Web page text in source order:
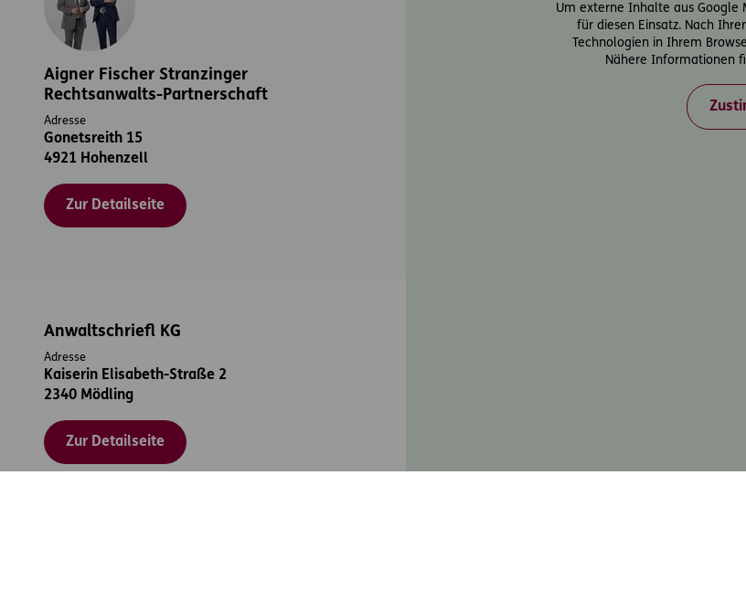
Aigner Fischer Stranzinger
Rechtsanwalts-Partnerschaft
Adresse
Gonetsreith 15
4921 Hohenzell
Zur Detailseite
Anwaltschriefl KG
Adresse
Kaiserin Elisabeth-Straße 2
2340 Mödling
Zur Detailseite
Um externe Inhalte aus Google
für diesen Einsatz. Nach
Technologien in Ihrem
Nähere Informationen